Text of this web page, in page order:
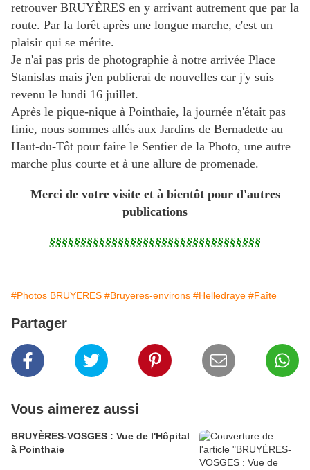
retrouver BRUYÈRES en y arrivant autrement que par la
route. Par la forêt après une longue marche, c'est un
plaisir qui se mérite.
Je n'ai pas pris de photographie à notre arrivée Place
Stanislas mais j'en publierai de nouvelles car j'y suis
revenu le lundi 16 juillet.
Après le pique-nique à Pointhaie, la journée n'était pas
finie, nous sommes allés aux Jardins de Bernadette au
Haut-du-Tôt pour faire le Sentier de la Photo, une autre
marche plus courte et à une allure de promenade.
Merci de votre visite et à bientôt pour d'autres
publications
§§§§§§§§§§§§§§§§§§§§§§§§§§§§§§§§§§
#Photos BRUYERES #Bruyeres-environs #Helledraye #Faîte
Partager
Vous aimerez aussi
BRUYÈRES-VOSGES : Vue de l'Hôpital
à Pointhaie